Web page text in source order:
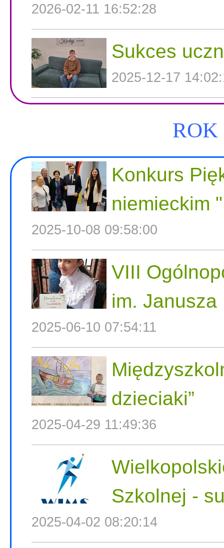
2026-02-11 16:52:28
Sukces
2025-12-17
ROK
Konkurs
niemieckim
2025-10-08 09:58:00
VIII
im.
2025-06-10 07:54:11
dzieciaki”
2025-04-29 11:49:36
Szkolnej -
2025-04-02 08:20:14